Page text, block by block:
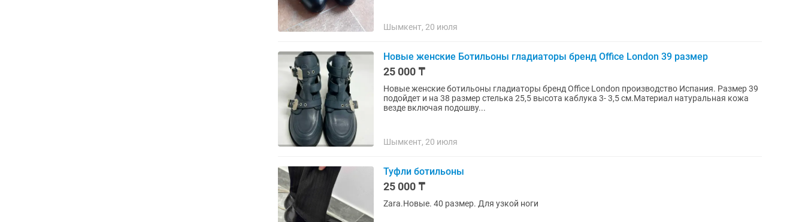
Шымкент, 20 июля
Новые женские Ботильоны гладиаторы бренд Office London 39 размер
25 000 ₸
Новые женские ботильоны гладиаторы бренд Office London производство Испания. Размер 39
подойдет и на 38 размер стелька 25,5 высота каблука 3- 3,5 см.Материал натуральная кожа
везде включая подошву...
Шымкент, 20 июля
Туфли ботильоны
25 000 ₸
Zara.Новые. 40 размер. Для узкой ноги